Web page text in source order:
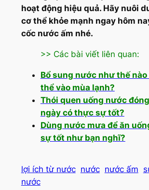
hoạt động hiệu quả. Hãy nuôi
cơ thể khỏe mạnh ngay hôm
cốc nước ấm nhé.
>> Các bài viết liên quan:
Bổ sung nước như thế
thể vào mùa lạnh?
Thói quen uống nước
ngày có thực sự tốt?
Dùng nước mưa để ăn
sự tốt như bạn nghĩ?
lợi ích từ nước nước nước ấm
nước